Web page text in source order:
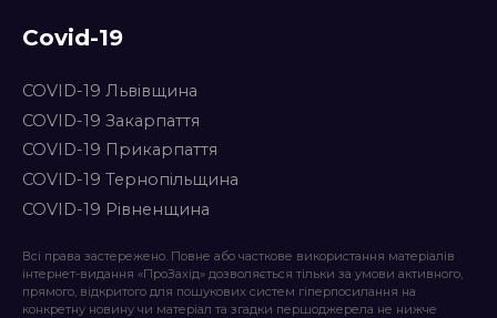
Covid-19
COVID-19 Львівщина
COVID-19 Закарпаття
COVID-19 Прикарпаття
COVID-19 Тернопільщина
COVID-19 Рівненщина
Всі права застережено. Повне або часткове використання матеріалів
інтернет-видання «ПроЗахід» дозволяється тільки за умови активного,
прямого, відкритого для пошукових систем гіперпосилання на
конкретну новину чи матеріал та згадки першоджерела не нижче